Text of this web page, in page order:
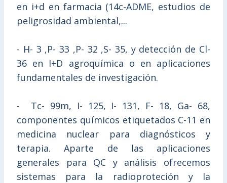
en i+d en farmacia (14c-ADME, estudios de
peligrosidad ambiental,...
- H- 3 ,P- 33 ,P- 32 ,S- 35, y detección de Cl-
36 en I+D agroquímica o en aplicaciones
fundamentales de investigación.
- Tc- 99m, I- 125, I- 131, F- 18, Ga- 68,
componentes químicos etiquetados C-11 en
medicina nuclear para diagnósticos y
terapia. Aparte de las aplicaciones
generales para QC y análisis ofrecemos
sistemas para la radioproteción y la